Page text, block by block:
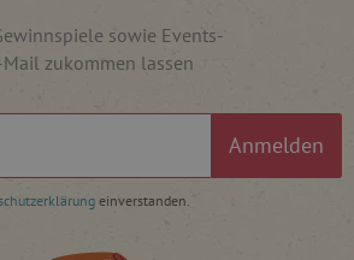
sowie Events-
zukommen lassen
Anmelden
einverstanden.
.agathaswelt.de